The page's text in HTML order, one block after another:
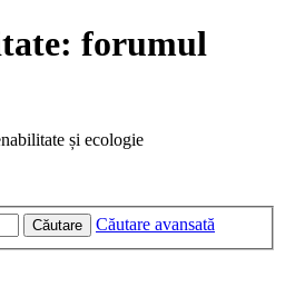
forumul
și ecologie
Căutare Căutare avansată